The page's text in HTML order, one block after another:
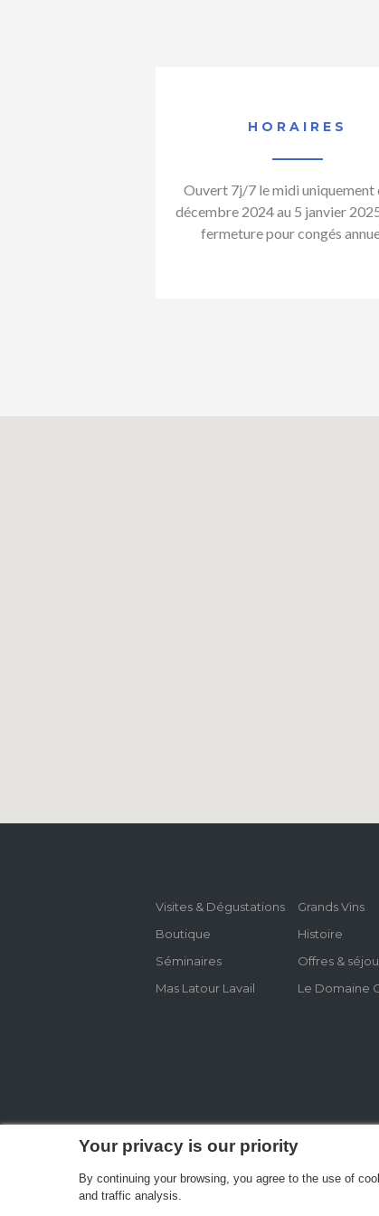
HORAIRES
Ouvert 7j/7 le midi uniquement
décembre 2024 au 5 janvier
fermeture pour congés
Visites & Dégustations
Grands Vins
Boutique
Histoire
Séminaires
Offres &
Mas Latour Lavail
Le Domaine
AncoraThemes © 2016 All Rights
Your privacy is our priority
By continuing your browsing, you agree to the use of
and traffic analysis.